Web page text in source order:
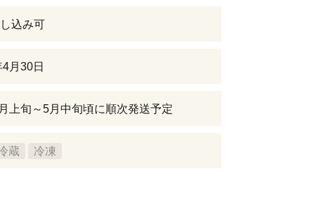
込み可
月30日
上旬～5月中旬頃に順次発送予定
蔵 冷凍